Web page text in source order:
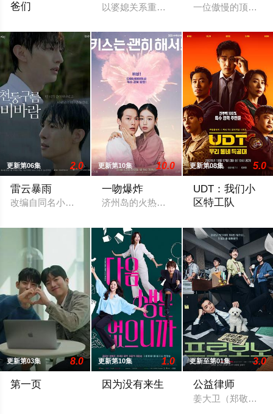
爸们
以婆媳关系重逢的母女“雷普利”为核心，
一位傲慢的顶级偶
更新第06集 2.0
雷云暴雨
改编自同名小说。
更新第10集 10.0
一吻爆炸
济州岛的火热暧昧戛然而止，直到命运让
更新第08集 5.0
UDT：我们小
区特工队
更新第03集 8.0
第一页
更新第10集 1.0
因为没有来生
更新至第01集 3.0
公益律师
姜大卫（郑敬淏 饰